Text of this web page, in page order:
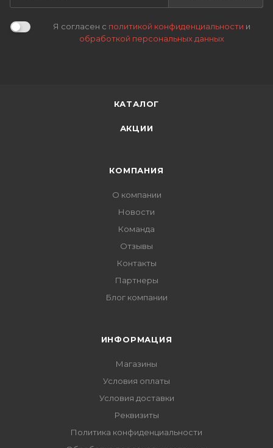
Я согласен с политикой конфиденциальности и
обработкой персональных данных
КАТАЛОГ
АКЦИИ
КОМПАНИЯ
О компании
Новости
Команда
Отзывы
Контакты
Партнеры
Блог компании
ИНФОРМАЦИЯ
Магазины
Условия оплаты
Условия доставки
Реквизиты
Политика конфиденциальности